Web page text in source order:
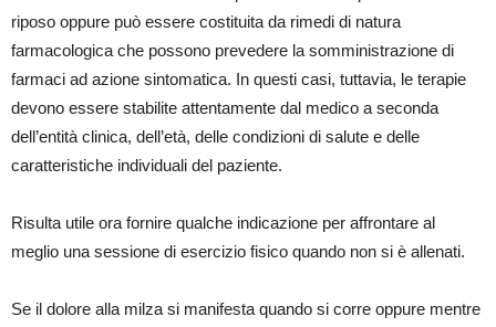
riposo oppure può essere costituita da rimedi di natura
farmacologica che possono prevedere la somministrazione di
farmaci ad azione sintomatica. In questi casi, tuttavia, le terapie
devono essere stabilite attentamente dal medico a seconda
dell’entità clinica, dell’età, delle condizioni di salute e delle
caratteristiche individuali del paziente.
Risulta utile ora fornire qualche indicazione per affrontare al
meglio una sessione di esercizio fisico quando non si è allenati.
Se il dolore alla milza si manifesta quando si corre oppure mentre